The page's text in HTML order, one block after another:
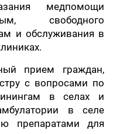
медпомощи
свободного
и обслуживания в
прием граждан,
с вопросами по
в селах и
в селе
препаратами для